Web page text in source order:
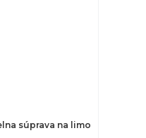
súprava na limo